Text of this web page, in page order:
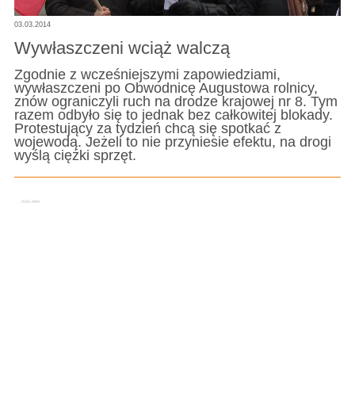
03.03.2014
Wywłaszczeni wciąż walczą
Zgodnie z wcześniejszymi zapowiedziami,
wywłaszczeni po Obwodnicę Augustowa rolnicy,
znów ograniczyli ruch na drodze krajowej nr 8. Tym
razem odbyło się to jednak bez całkowitej blokady.
Protestujący za tydzień chcą się spotkać z
wojewodą. Jeżeli to nie przyniesie efektu, na drogi
wyślą ciężki sprzęt.